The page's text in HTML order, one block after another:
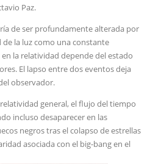
Paz.
de ser profundamente alterada por
la luz como una constante
la relatividad depende del estado
El lapso entre dos eventos deja
observador.
general, el flujo del tiempo
incluso desaparecer en las
negros tras el colapso de estrellas
asociada con el big-bang en el